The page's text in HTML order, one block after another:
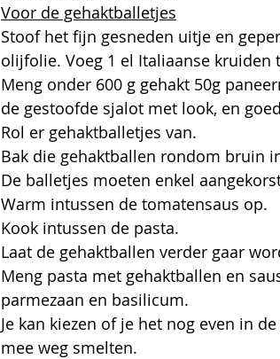
Voor de gehaktballetjes
Stoof het fijn gesneden uitje en
olijfolie. Voeg 1 el Italiaanse kruiden
Meng onder 600 g gehakt 50g
de gestoofde sjalot met look, en
Rol er gehaktballetjes van.
Bak die gehaktballen rondom bruin
De balletjes moeten enkel
Warm intussen de tomatensaus op.
Kook intussen de pasta.
Laat de gehaktballen verder gaar
Meng pasta met gehaktballen en
parmezaan en basilicum.
Je kan kiezen of je het nog even in
mee weg smelten.